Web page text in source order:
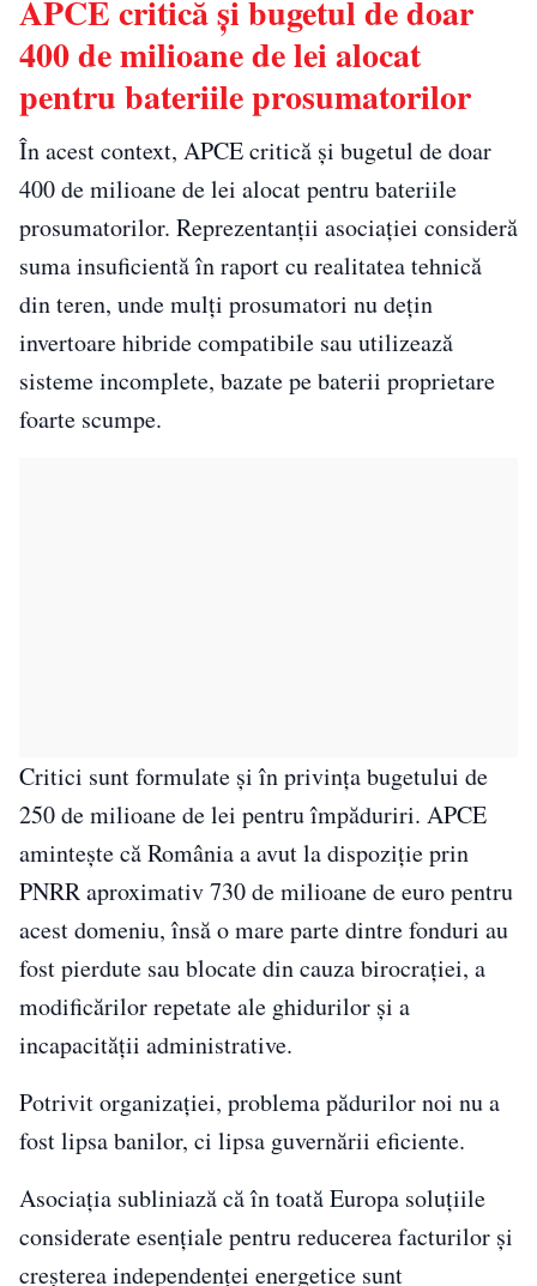
APCE critică și bugetul de doar
400 de milioane de lei alocat
pentru bateriile prosumatorilor
În acest context, APCE critică și bugetul de doar
400 de milioane de lei alocat pentru bateriile
prosumatorilor. Reprezentanții asociației consideră
suma insuficientă în raport cu realitatea tehnică
din teren, unde mulți prosumatori nu dețin
invertoare hibride compatibile sau utilizează
sisteme incomplete, bazate pe baterii proprietare
foarte scumpe.
Critici sunt formulate și în privința bugetului de
250 de milioane de lei pentru împăduriri. APCE
amintește că România a avut la dispoziție prin
PNRR aproximativ 730 de milioane de euro pentru
acest domeniu, însă o mare parte dintre fonduri au
fost pierdute sau blocate din cauza birocrației, a
modificărilor repetate ale ghidurilor și a
incapacității administrative.
Potrivit organizației, problema pădurilor noi nu a
fost lipsa banilor, ci lipsa guvernării eficiente.
Asociația subliniază că în toată Europa soluțiile
considerate esențiale pentru reducerea facturilor și
creșterea independenței energetice sunt